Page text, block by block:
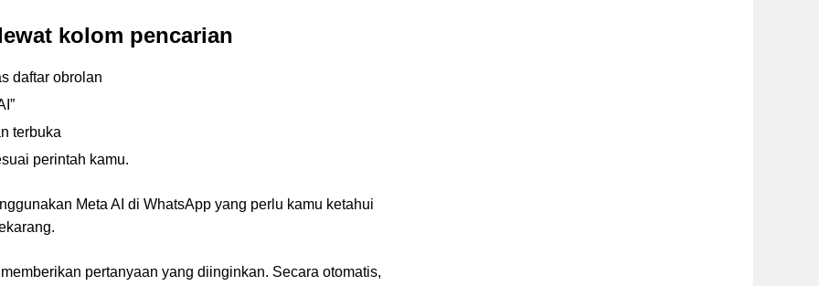
kolom pencarian
daftar obrolan
terbuka
perintah kamu.
Meta AI di WhatsApp yang perlu kamu ketahui
pertanyaan yang diinginkan. Secara otomatis,